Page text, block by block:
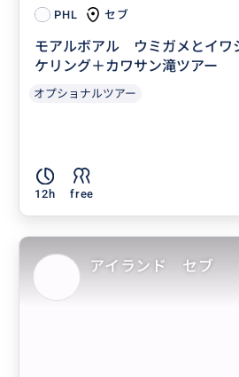
PHL セブ
モアルボアル ウミガメとイ
ケリング＋カワサン滝ツアー
オプショナルツアー
12h free
アイランド セブ